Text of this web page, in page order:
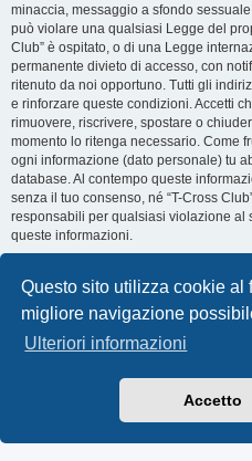
Questo sito utilizza cookie al
migliore navigazione
Ulteriori informazioni
Accetto
minaccia, messaggio a sfondo
può violare una qualsiasi Legge del
Club” è ospitato, o di una Legge
permanente divieto di accesso, con
ritenuto da noi opportuno. Tutti gli
e rinforzare queste condizioni. Accetti
rimuovere, riscrivere, spostare o
momento lo ritenga necessario. Come
ogni informazione (dato personale) tu
database. Al contempo queste
senza il tuo consenso, né “T-Cross
responsabili per qualsiasi violazione al
queste informazioni.
T-Cross Club T-Cross Club
Traduzione